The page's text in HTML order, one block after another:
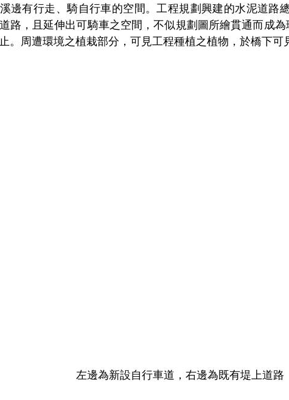
邊有行走、騎自行車的空間。工程規劃興建的水泥道路
路，且延伸出可騎車之空間，不似規劃圖所繪貫通而成
。周遭環境之植栽部分，可見工程種植之植物，於橋下可
左邊為新設自行車道，右邊為既有堤上道路